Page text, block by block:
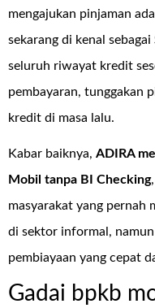
mengajukan pinjaman
sekarang di kenal sebagai
seluruh riwayat kredit
pembayaran, tunggakan
kredit di masa lalu.
Kabar baiknya, ADIRA
Mobil tanpa BI Checking
masyarakat yang pernah
di sektor informal,
pembiayaan yang cepat
Gadai bpkb